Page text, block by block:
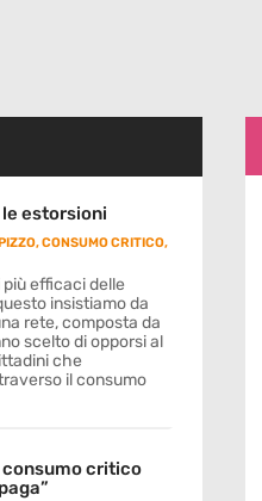
estorsioni
,CONSUMO CRITICO,
più efficaci delle
insistiamo da
rete, composta da
scelto di opporsi al
che
il consumo
consumo critico